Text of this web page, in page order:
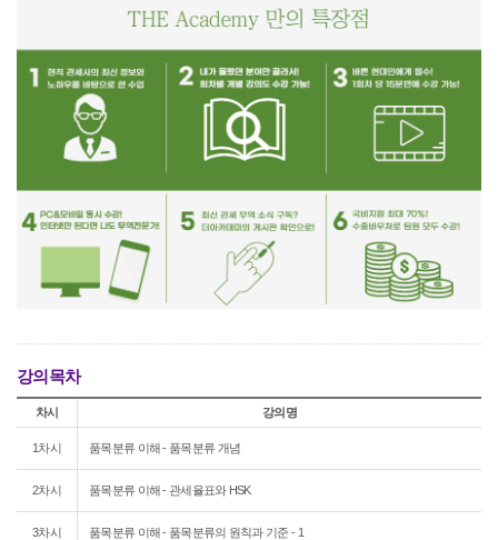
강의목차
차시 강의명
1차시 품목분류 이해 - 품목분류 개념
2차시 품목분류 이해 - 관세율표와 HSK
3차시 품목분류 이해 - 품목분류의 원칙과 기준 - 1